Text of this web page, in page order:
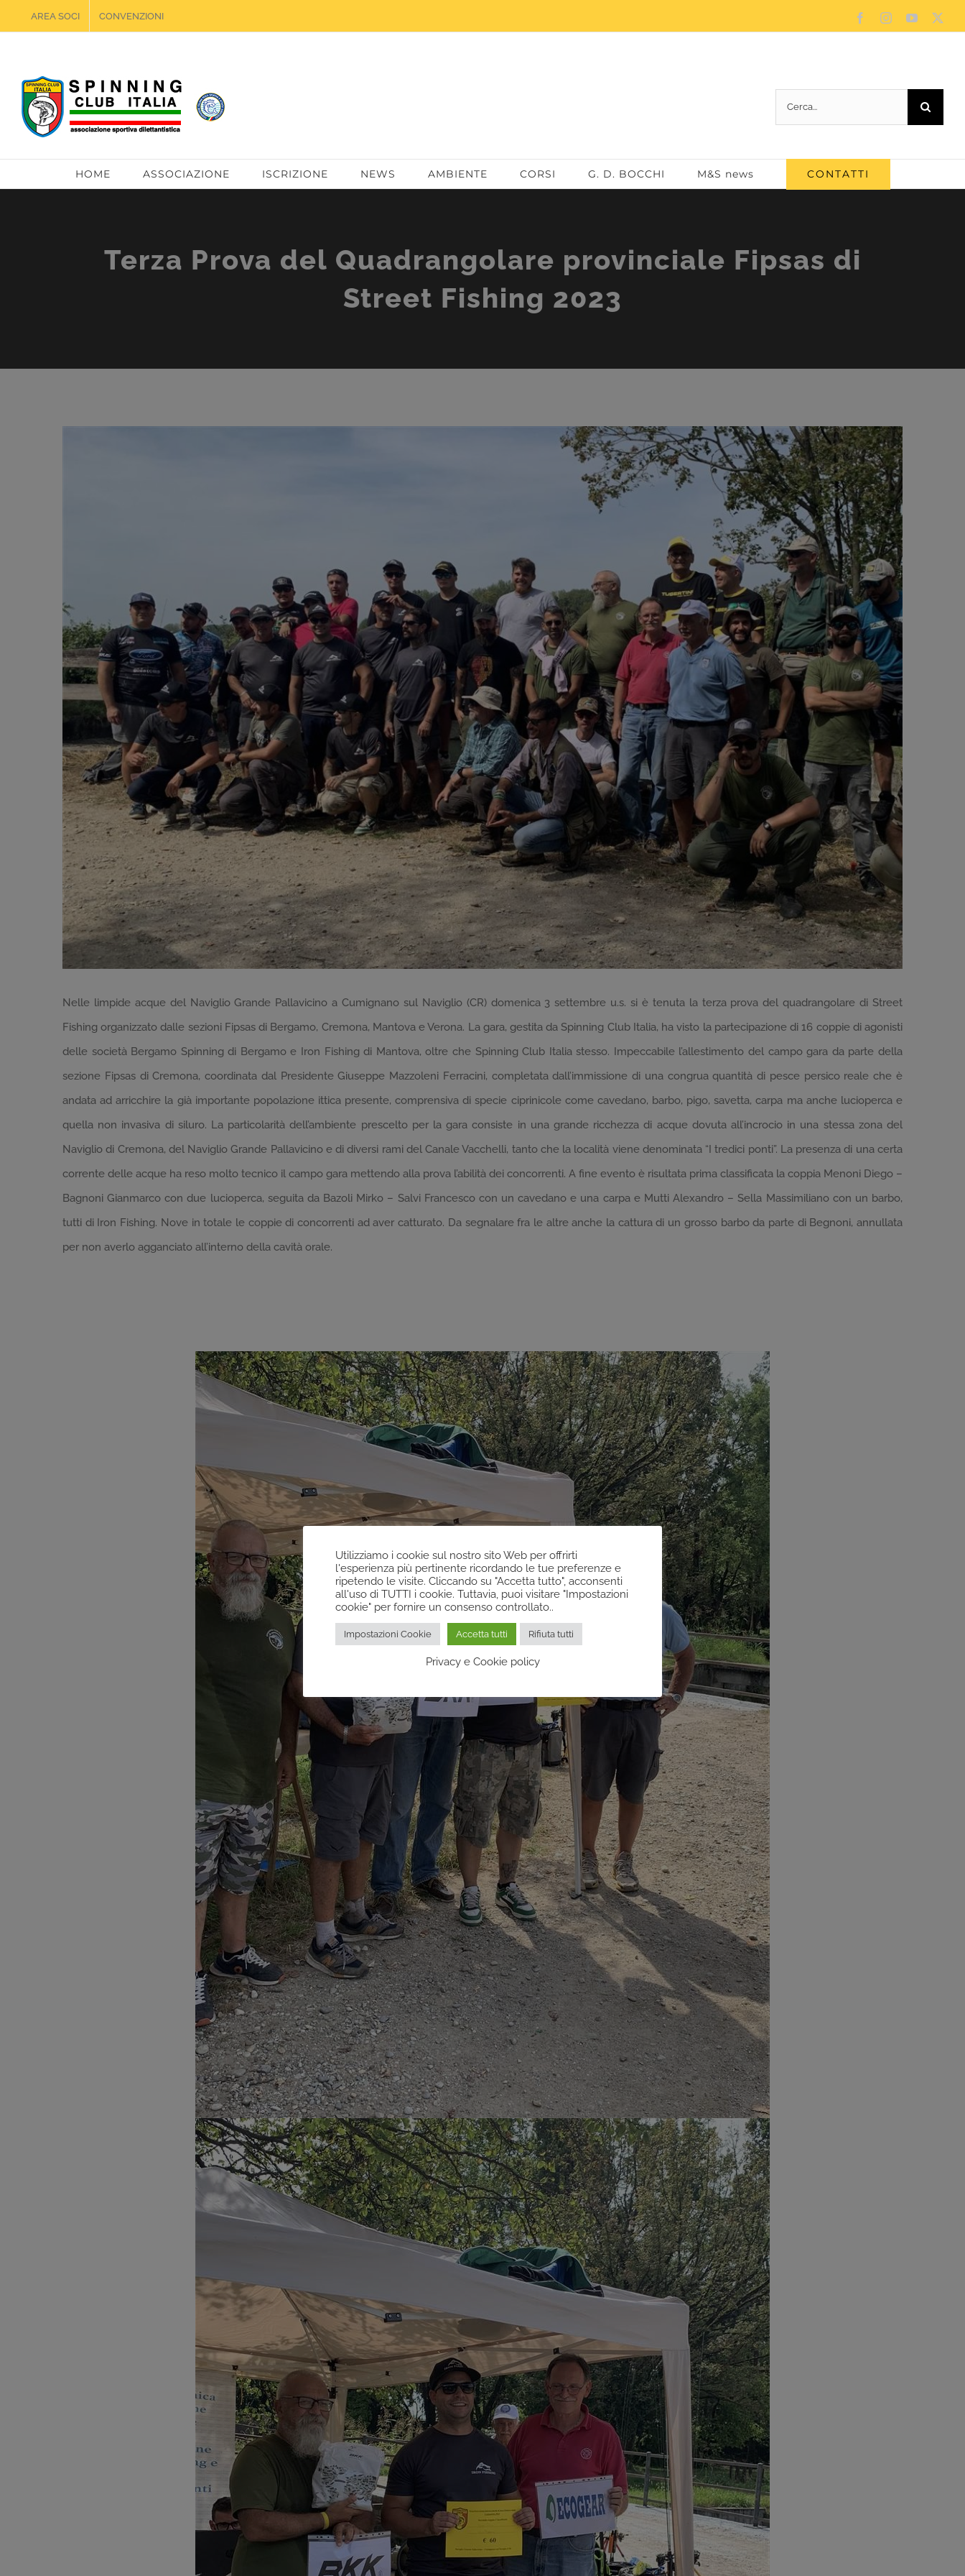
al
AREA SOCI CONVENZIONI FacebookInstagramYouTube
per:
HOME ASSOCIAZIONE ISCRIZIONE NEWS AMBIENTE CORSI G. D. BOCCHI M&S news CONTATTI
Terza Prova del Quadrangolare provinciale Fipsas di
Street Fishing 2023
Nelle limpide acque del Naviglio Grande Pallavicino a Cumignano sul Naviglio (CR) domenica 3 settembre u.s. si è tenuta la terza prova del quadrangolare di Street
Fishing organizzato dalle sezioni Fipsas di Bergamo, Cremona, Mantova e Verona. La gara, gestita da Spinning Club Italia, ha visto la partecipazione di 16 coppie di agonisti
delle società Bergamo Spinning di Bergamo e Iron Fishing di Mantova, oltre che Spinning Club Italia stesso. Impeccabile l’allestimento del campo gara da parte della
sezione Fipsas di Cremona, coordinata dal Presidente Giuseppe Mazzoleni Ferracini, completata dall’immissione di una congrua quantità di pesce persico reale che è
andata ad arricchire la già importante popolazione ittica presente, comprensiva di specie ciprinicole come cavedano, barbo, pigo, savetta, carpa ma anche lucioperca e
quella non invasiva di siluro. La particolarità dell’ambiente prescelto per la gara consiste in una grande ricchezza di acque dovuta all’incrocio in una stessa zona del
Naviglio di Cremona, del Naviglio Grande Pallavicino e di diversi rami del Canale Vacchelli, tanto che la località viene denominata “I tredici ponti”. La presenza di una certa
corrente delle acque ha reso molto tecnico il campo gara mettendo alla prova l’abilità dei concorrenti. A fine evento è risultata prima classificata la coppia Menoni Diego –
Bagnoni Gianmarco con due lucioperca, seguita da Bazoli Mirko – Salvi Francesco con un cavedano e una carpa e Mutti Alexandro – Sella Massimiliano con un barbo,
tutti di Iron Fishing. Nove in totale le coppie di concorrenti ad aver catturato. Da segnalare fra le altre anche la cattura di un grosso barbo da parte di Begnoni, annullata
per non averlo agganciato all’interno della cavità orale.
Utilizziamo i cookie sul nostro sito Web per offrirti
l'esperienza più pertinente ricordando le tue preferenze e
ripetendo le visite. Cliccando su "Accetta tutto", acconsenti
all'uso di TUTTI i cookie. Tuttavia, puoi visitare "Impostazioni
cookie" per fornire un consenso controllato..
Impostazioni Cookie Accetta tutti Rifiuta tutti
Privacy e Cookie policy